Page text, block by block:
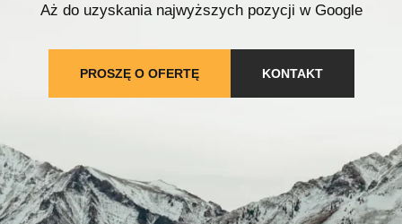
Aż do uzyskania najwyższych pozycji w Google
PROSZĘ O OFERTĘ KONTAKT